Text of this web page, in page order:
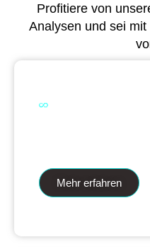
Profitiere von
Analysen und sei
Mehr erfahren